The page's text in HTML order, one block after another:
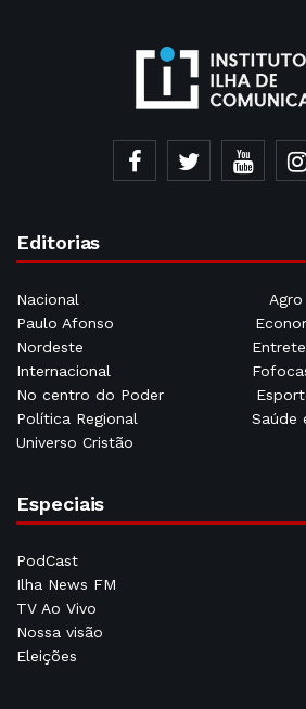
Editorias
Nacional
Agro
Paulo Afonso
Nordeste
Internacional
No centro do Poder
Política Regional
Saúde
Universo Cristão
Especiais
PodCast
Ilha News FM
TV Ao Vivo
Nossa visão
Eleições